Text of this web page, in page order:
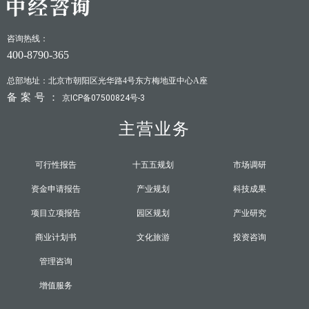
咨询热线：
400-8790-365
总部地址：北京市朝阳区光华路4号东方梅地亚中心A座
备案号： 京ICP备07500824号-3
主营业务
可行性报告
资金申请报告
项目立项报告
商业计划书
十五五规划
产业规划
园区规划
文化旅游
市场调研
科技成果
产业研究
投资咨询
管理咨询
增值服务